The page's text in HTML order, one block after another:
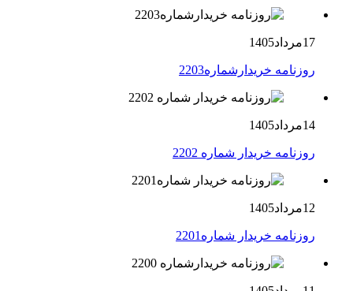
17مرداد1405
روزنامه خریدارشماره2203
14مرداد1405
روزنامه خریدار شماره 2202
12مرداد1405
روزنامه خریدار شماره2201